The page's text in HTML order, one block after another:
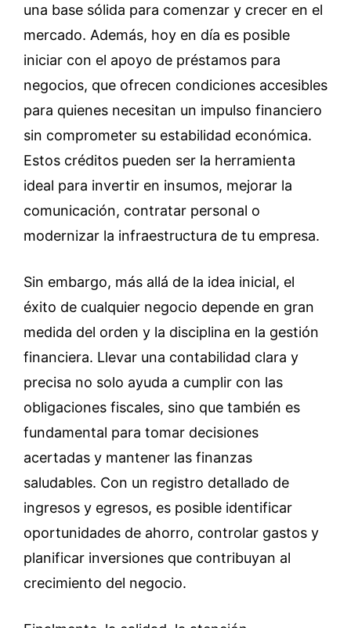
una base sólida para comenzar y crecer en el
mercado. Además, hoy en día es posible
iniciar con el apoyo de préstamos para
negocios, que ofrecen condiciones accesibles
para quienes necesitan un impulso financiero
sin comprometer su estabilidad económica.
Estos créditos pueden ser la herramienta
ideal para invertir en insumos, mejorar la
comunicación, contratar personal o
modernizar la infraestructura de tu empresa.
Sin embargo, más allá de la idea inicial, el
éxito de cualquier negocio depende en gran
medida del orden y la disciplina en la gestión
financiera. Llevar una contabilidad clara y
precisa no solo ayuda a cumplir con las
obligaciones fiscales, sino que también es
fundamental para tomar decisiones
acertadas y mantener las finanzas
saludables. Con un registro detallado de
ingresos y egresos, es posible identificar
oportunidades de ahorro, controlar gastos y
planificar inversiones que contribuyan al
crecimiento del negocio.